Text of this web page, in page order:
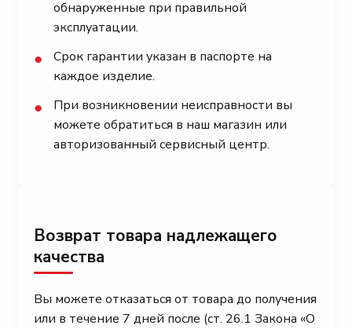
обнаруженные при правильной
эксплуатации.
●
Срок гарантии указан в паспорте на
каждое изделие.
●
При возникновении неисправности вы
можете обратиться в наш магазин или
авторизованный сервисный центр.
Возврат товара надлежащего
качества
Вы можете отказаться от товара до получения
или в течение 7 дней после (ст. 26.1 Закона «О